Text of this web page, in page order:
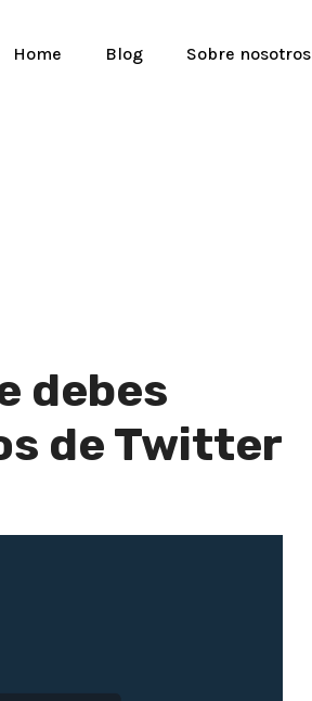
Home Blog Sobre nosotros
debes
de Twitter